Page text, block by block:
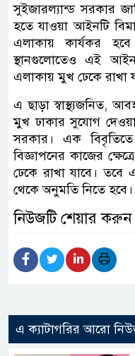
সুইজারল্যান্ড সরকার
হতে যাওয়া আইনটি
এলাকায় কার্যকর
স্থানগুলোতেও এই
এলাকায় মুখ ঢেকে রাখা
এ ছাড়া স্বাস্থ্যজনিত,
মুখ ঢাকার সুযোগ
সরকার। এক বিবৃতিতে
বিজ্ঞাপনের কাজের
ঢেকে রাখা যাবে। তবে
থেকে অনুমতি নিতে হবে।
নিউজটি শেয়ার করুন
এ ক্যাটাগরির আরো